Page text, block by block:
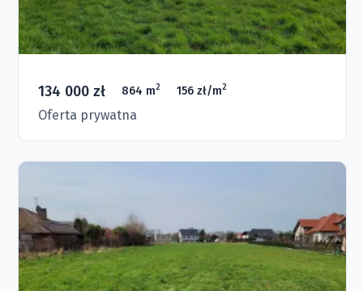
134 000 zł 864 m2 156 zł/m2
Oferta prywatna